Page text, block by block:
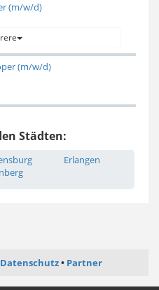
(m/w/d)
(m/w/d)
Städten:
Erlangen
Partner